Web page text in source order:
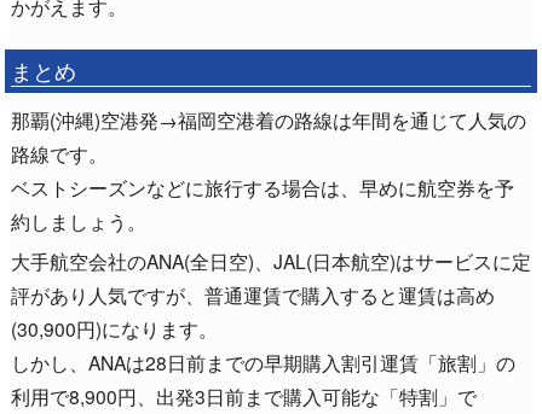
かがえます。
まとめ
那覇(沖縄)空港発→福岡空港着の路線は年間を通じて人気の
路線です。
ベストシーズンなどに旅行する場合は、早めに航空券を予
約しましょう。
大手航空会社のANA(全日空)、JAL(日本航空)はサービスに定
評があり人気ですが、普通運賃で購入すると運賃は高め
(30,900円)になります。
しかし、ANAは28日前までの早期購入割引運賃「旅割」の
利用で8,900円、出発3日前まで購入可能な「特割」で